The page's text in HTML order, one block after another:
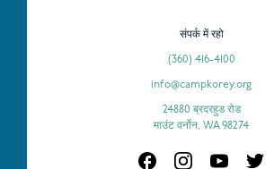
संपर्क में रहो
(360) 416-4100
info@campkorey.org
24880 ब्रदरहुड रोड
माउंट वर्नोन, WA 98274